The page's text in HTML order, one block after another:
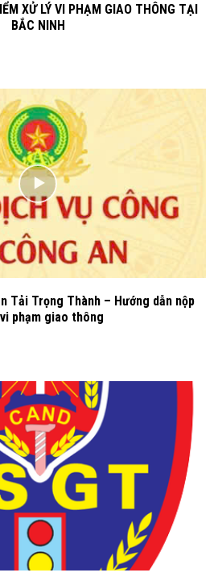
XỬ LÝ VI PHẠM GIAO THÔNG TẠI
BẮC NINH
Tải Trọng Thành – Hướng dẫn nộp
phạm giao thông